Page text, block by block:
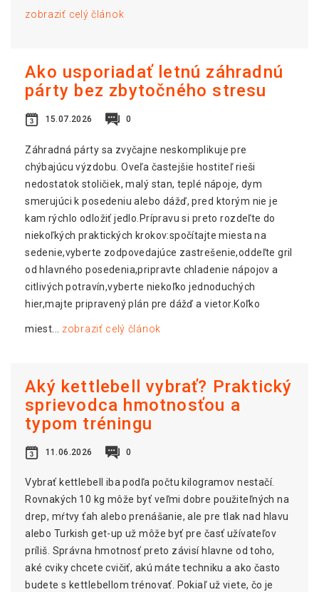
zobraziť celý článok
Ako usporiadať letnú záhradnú
párty bez zbytočného stresu
15.07.2026 0
Záhradná párty sa zvyčajne neskomplikuje pre
chýbajúcu výzdobu. Oveľa častejšie hostiteľ rieši
nedostatok stoličiek, malý stan, teplé nápoje, dym
smerujúci k posedeniu alebo dážď, pred ktorým nie je
kam rýchlo odložiť jedlo.Prípravu si preto rozdeľte do
niekoľkých praktických krokov:spočítajte miesta na
sedenie,vyberte zodpovedajúce zastrešenie,oddeľte gril
od hlavného posedenia,pripravte chladenie nápojov a
citlivých potravín,vyberte niekoľko jednoduchých
hier,majte pripravený plán pre dážď a vietor.Koľko
miest... zobraziť celý článok
Aký kettlebell vybrať? Praktický
sprievodca hmotnosťou a
typom tréningu
11.06.2026 0
Vybrať kettlebell iba podľa počtu kilogramov nestačí.
Rovnakých 10 kg môže byť veľmi dobre použiteľných na
drep, mŕtvy ťah alebo prenášanie, ale pre tlak nad hlavu
alebo Turkish get-up už môže byť pre časť užívateľov
príliš. Správna hmotnosť preto závisí hlavne od toho,
aké cviky chcete cvičiť, akú máte techniku ​​a ako často
budete s kettlebellom trénovať. Pokiaľ už viete, čo je